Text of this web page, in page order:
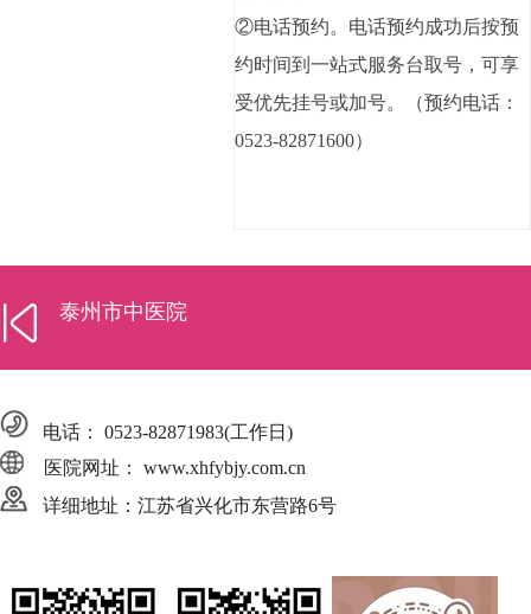
②电话预约。电话预约成功后按预
约时间到一站式服务台取号，可享
受优先挂号或加号。（预约电话：
0523-82871600）
泰州市中医院
电话： 0523-82871983(工作日)
医院网址： www.xhfybjy.com.cn
详细地址：江苏省兴化市东营路6号